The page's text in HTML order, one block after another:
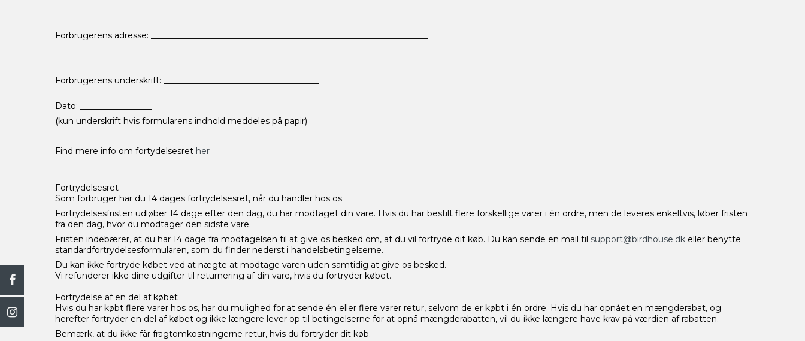
Forbrugerens adresse: __________________________________________________________________
Forbrugerens underskrift: _____________________________________
Dato: _________________
(kun underskrift hvis formularens indhold meddeles på papir)
Find mere info om fortydelsesret her
Fortrydelsesret
Som forbruger har du 14 dages fortrydelsesret, når du handler hos os.
Fortrydelsesfristen udløber 14 dage efter den dag, du har modtaget din vare. Hvis du har bestilt flere forskellige varer i én ordre, men de leveres enkeltvis, løber fristen
fra den dag, hvor du modtager den sidste vare.
Fristen indebærer, at du har 14 dage fra modtagelsen til at give os besked om, at du vil fortryde dit køb. Du kan sende en mail til support@birdhouse.dk eller benytte
standardfortrydelsesformularen, som du finder nederst i handelsbetingelserne.
Du kan ikke fortryde købet ved at nægte at modtage varen uden samtidig at give os besked.
Vi refunderer ikke dine udgifter til returnering af din vare, hvis du fortryder købet.
Fortrydelse af en del af købet
Hvis du har købt flere varer hos os, har du mulighed for at sende én eller flere varer retur, selvom de er købt i én ordre. Hvis du har opnået en mængderabat, og
herefter fortryder en del af købet og ikke længere lever op til betingelserne for at opnå mængderabatten, vil du ikke længere have krav på værdien af rabatten.
Bemærk, at du ikke får fragtomkostningerne retur, hvis du fortryder dit køb.